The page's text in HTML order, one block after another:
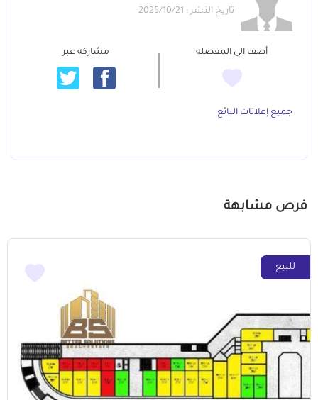
تاريخ النشر : 2025/10/21
أضف الي المفضلة مشاركة عبر
جميع إعلانات البائع
فرص مشابهة
للبيع